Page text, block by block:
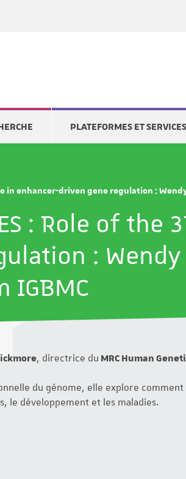
PLATEFORMES ET SERVICES
in enhancer-driven gene regulation :
: Role of
:
IGBMC
, directrice du MRC Human
du génome, elle explore
le développement et les maladies.